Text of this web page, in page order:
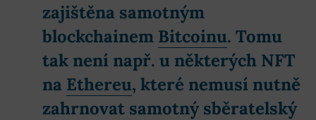
zajištěna samotným
blockchainem Bitcoinu. Tomu
tak není např. u některých NFT
na Ethereu, které nemusí nutně
zahrnovat samotný sběratelský